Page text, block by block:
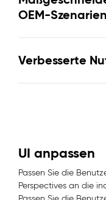
OEM-Szenarien
Verbesserte
UI anpassen
Passen Sie die
Perspectives an die